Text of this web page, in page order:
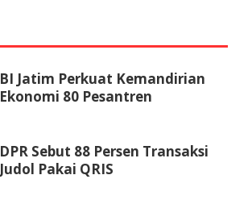
BI Jatim Perkuat Kemandirian
Ekonomi 80 Pesantren
DPR Sebut 88 Persen Transaksi
Judol Pakai QRIS